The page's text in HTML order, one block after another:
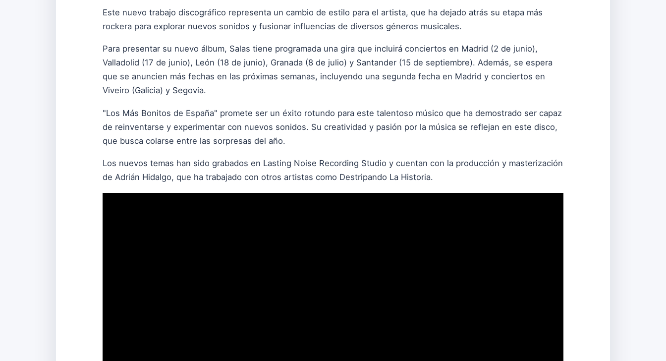
Este nuevo trabajo discográfico representa un cambio de estilo para el artista, que ha dejado atrás su etapa más
rockera para explorar nuevos sonidos y fusionar influencias de diversos géneros musicales.
Para presentar su nuevo álbum, Salas tiene programada una gira que incluirá conciertos en Madrid (2 de junio),
Valladolid (17 de junio), León (18 de junio), Granada (8 de julio) y Santander (15 de septiembre). Además, se espera
que se anuncien más fechas en las próximas semanas, incluyendo una segunda fecha en Madrid y conciertos en
Viveiro (Galicia) y Segovia.
"Los Más Bonitos de España" promete ser un éxito rotundo para este talentoso músico que ha demostrado ser capaz
de reinventarse y experimentar con nuevos sonidos. Su creatividad y pasión por la música se reflejan en este disco,
que busca colarse entre las sorpresas del año.
Los nuevos temas han sido grabados en Lasting Noise Recording Studio y cuentan con la producción y masterización
de Adrián Hidalgo, que ha trabajado con otros artistas como Destripando La Historia.